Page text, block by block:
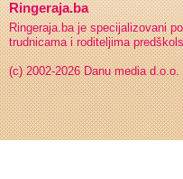
Ringeraja.ba
Ringeraja.ba je specijalizovani
trudnicama i roditeljima
(c) 2002-2026 Danu media d.o.o.